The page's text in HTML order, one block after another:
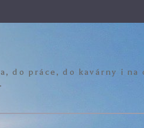
do práce, do kavárny i